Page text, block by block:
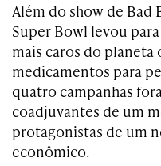
Além do show de Bad
Super Bowl levou
mais caros do planeta
medicamentos para
quatro campanhas
coadjuvantes de um
protagonistas de um
econômico.